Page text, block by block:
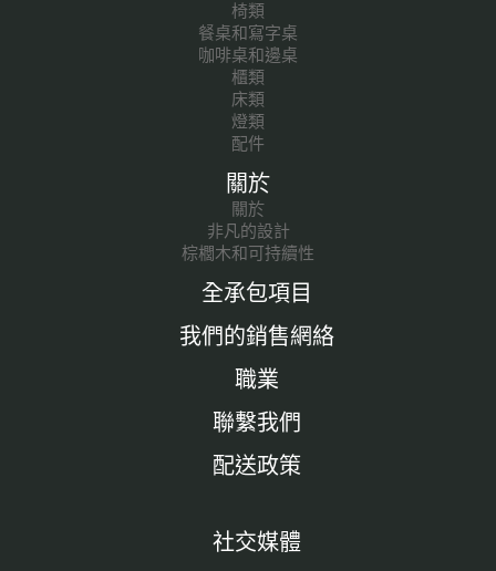
椅類
餐桌和寫字桌
咖啡桌和邊桌
櫃類
床類
燈類
配件
關於
關於
非凡的設計
棕櫚木和可持續性
全承包項目
我們的銷售網絡
職業
聯繫我們
配送政策
社交媒體